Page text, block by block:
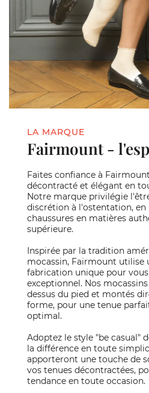
LA MARQUE
Fairmount -
Faites confiance à
décontracté et élégant en
Notre marque privilégie
discrétion à l'ostentation, en
chaussures en matières
supérieure.
Inspirée par la tradition
mocassin, Fairmount utilise
fabrication unique pour
exceptionnel. Nos
dessus du pied et montés
forme, pour une tenue
optimal.
Adoptez le style "be casual"
la différence en toute
apporteront une touche de
vos tenues décontractées,
tendance en toute occasion.